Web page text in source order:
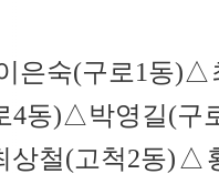
은숙(구로1동)△
4동)△박영길(구
철(고척2동)△